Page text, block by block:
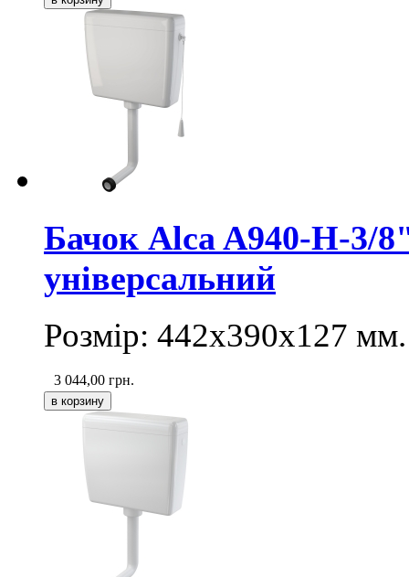
Бачок Alca A940-H-3/
універсальний
Розмір: 442х390х127 мм.
3 044,00 грн.